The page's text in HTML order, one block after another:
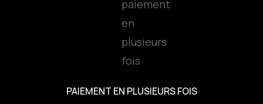
PAIEMENT EN PLUSIEURS FOIS